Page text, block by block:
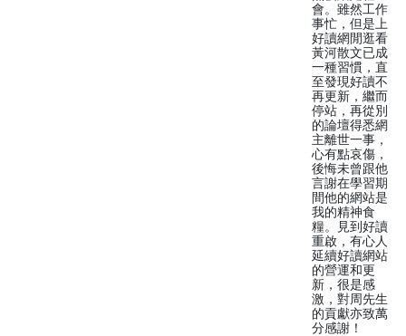
會。雖然工作
事忙，但是上
好讀網閒逛看
黃河散文已成
一種習慣，直
至發現好讀不
再更新，繼而
停站，再從別
的論壇得悉網
主離世一事，
心有點哀傷，
後悔未曾跟他
言謝在學習期
間他的網站是
我的精神食
糧。見到好讀
重啟，有心人
延續好讀網站
的營運和更
新，很是感
激，對周先生
的貢獻亦致萬
分感謝！